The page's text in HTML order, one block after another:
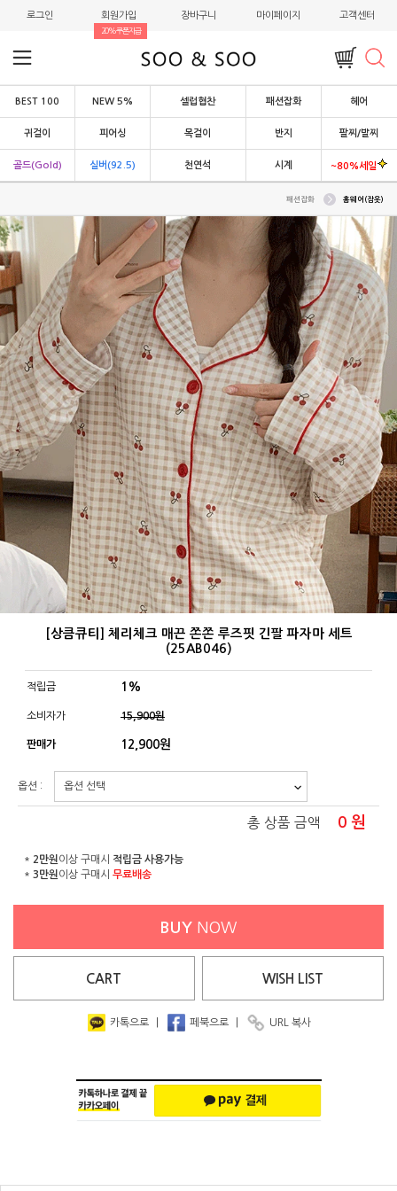
로그인 회원가입
20%쿠폰지급
장바구니 마이페이지 고객센터
BEST 100 NEW 5% 셀럽협찬 패션잡화 헤어
귀걸이 피어싱 목걸이 반지 팔찌/발찌
골드(Gold) 실버(92.5) 천연석 시계 ~80%세일
패션잡화 홈웨어(잠옷)
[상큼큐티] 체리체크 매끈 쫀쫀 루즈핏 긴팔 파자마 세트
(25AB046)
적립금 1%
소비자가 15,900원
판매가 12,900원
옵션 :
총 상품 금액 0 원
* 2만원 이상 구매시 적립금 사용가능
* 3만원 이상 구매시 무료배송
BUY NOW
CART WISH LIST
카톡으로 페북으로 URL 복사